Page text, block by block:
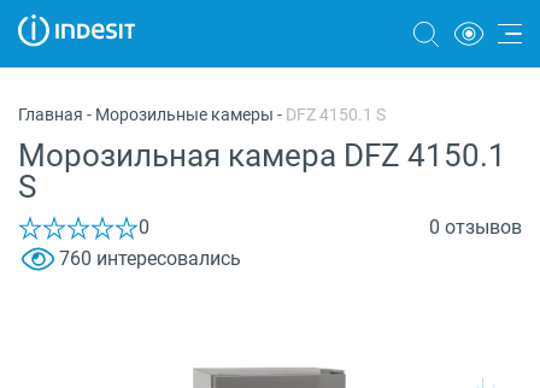
Морозильные камеры
Стиральные и сушильные машины
Посудомоечные машины
Главная - Морозильные камеры - DFZ 4150.1 S
Морозильная камера DFZ 4150.1
S
0
0 отзывов
760 интересовались